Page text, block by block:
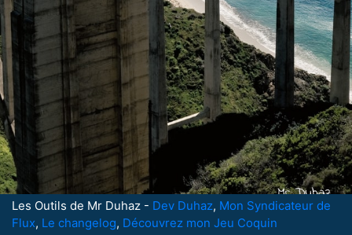
Les Outils de Mr Duhaz - Dev Duhaz, Mon Syndicateur de
Flux, Le changelog, Découvrez mon Jeu Coquin